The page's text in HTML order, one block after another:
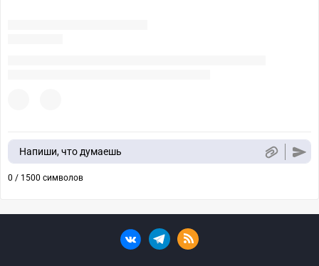
Напиши, что думаешь
0 / 1500 символов